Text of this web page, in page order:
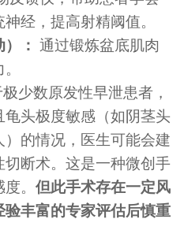
经，提高射精阈值。
： 通过锻炼盆底肌肉
少数原发性早泄患者，
龟头极度敏感（如阴茎头
的情况，医生可能会建
断术。这是一种微创手
度。但此手术存在一定风
验丰富的专家评估后慎重